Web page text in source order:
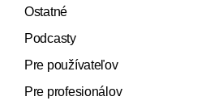
Ostatné
Podcasty
Pre používateľov
Pre profesionálov